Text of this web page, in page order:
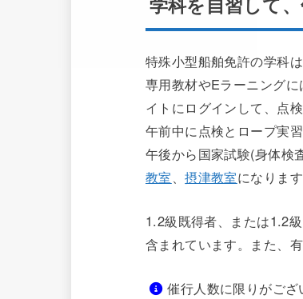
特殊小型船舶免許の学科
専用教材やEラーニング
イトにログインして、点
午前中に点検とロープ実
午後から国家試験(身体検
教室 、摂津教室になります
1.2級既得者、または1.2
含まれています。また、
催行人数に限りがござ